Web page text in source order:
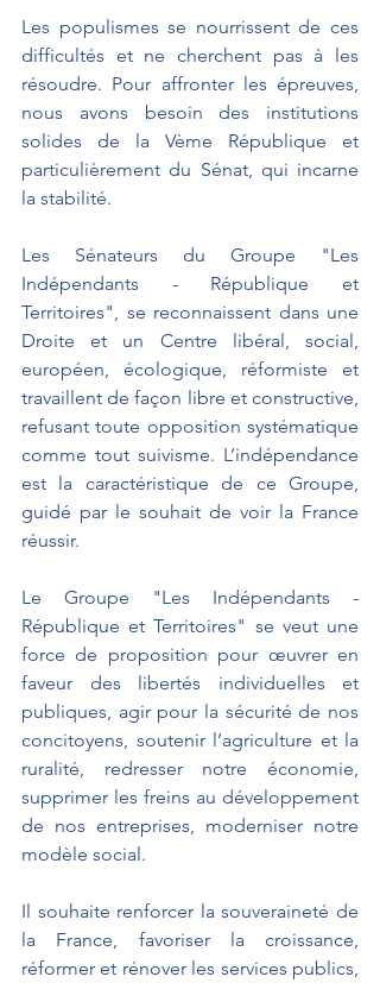
Les populismes se nourrissent de ces
difficultés et ne cherchent pas à les
résoudre. Pour affronter les épreuves,
nous avons besoin des institutions
solides de la Vème République et
particulièrement du Sénat, qui incarne
la stabilité.
Les Sénateurs du Groupe "Les
Indépendants - République et
Territoires", se reconnaissent dans une
Droite et un Centre libéral, social,
européen, écologique, réformiste et
travaillent de façon libre et constructive,
refusant toute opposition systématique
comme tout suivisme. L’indépendance
est la caractéristique de ce Groupe,
guidé par le souhait de voir la France
réussir.
Le Groupe "Les Indépendants -
République et Territoires" se veut une
force de proposition pour œuvrer en
faveur des libertés individuelles et
publiques, agir pour la sécurité de nos
concitoyens, soutenir l’agriculture et la
ruralité, redresser notre économie,
supprimer les freins au développement
de nos entreprises, moderniser notre
modèle social.
Il souhaite renforcer la souveraineté de
la France, favoriser la croissance,
réformer et rénover les services publics,